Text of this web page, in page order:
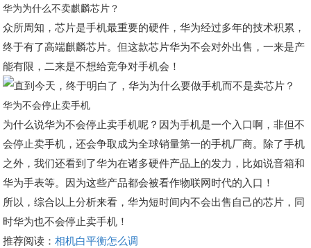
华为为什么不卖麒麟芯片？
众所周知，芯片是手机最重要的硬件，华为经过多年的技术积累，
终于有了高端麒麟芯片。但这款芯片华为不会对外出售，一来是产
能有限，二来是不想给竞争对手机会！
华为不会停止卖手机
为什么说华为不会停止卖手机呢？因为手机是一个入口啊，非但不
会停止卖手机，还会争取成为全球销量第一的手机厂商。除了手机
之外，我们还看到了华为在诸多硬件产品上的发力，比如说音箱和
华为手表等。因为这些产品都会被看作物联网时代的入口！
所以，综合以上分析来看，华为短时间内不会出售自己的芯片，同
时华为也不会停止卖手机！
推荐阅读：相机白平衡怎么调